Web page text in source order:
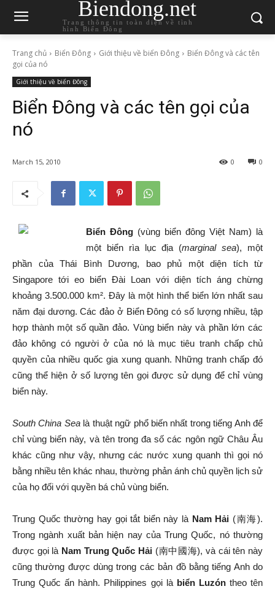
Biendong.net
Trang thông tin toàn diện về tình
hình Biển Đông
Trang chủ Biển Đông Giới thiệu về biển Đông
Biển Đông và các tên
gọi của nó
Giới thiệu về biển Đông
Biển Đông và các tên gọi của
nó
March 15, 2010 0
0
Biển Đông (vùng biển đông Việt Nam) là
một biển rìa lục địa (marginal sea), một
phần của Thái Bình Dương, bao phủ một diện tích từ
Singapore tới eo biển Đài Loan với diện tích áng chừng
khoảng 3.500.000 km². Đây là một hình thể biển lớn nhất sau
năm đại dương. Các đảo ở Biển Đông có số lượng nhiều, tập
hợp thành một số quần đảo. Vùng biển này và phần lớn các
đảo không có người ở của nó là mục tiêu tranh chấp chủ
quyền của nhiều quốc gia xung quanh. Những tranh chấp đó
cũng thể hiện ở số lượng tên gọi được sử dụng để chỉ vùng
biển này.
South China Sealà thuật ngữ phổ biến nhất trong tiếng Anh để
chỉ vùng biển này, và tên trong đa số các ngôn ngữ Châu Âu
khác cũng như vậy, nhưng các nước xung quanh thì gọi nó
bằng nhiều tên khác nhau, thường phản ánh chủ quyền lịch sử
của họ đối với quyền bá chủ vùng biển.
Trung Quốc thường hay gọi tắt biển này là Nam Hải (南海).
Trong ngành xuất bản hiện nay của Trung Quốc, nó thường
được gọi là Nam Trung Quốc Hải (南中國海), và cái tên này
cũng thường được dùng trong các bản đồ bằng tiếng Anh do
Trung Quốc ấn hành. Philippines gọi là biển Luzóntheo tên